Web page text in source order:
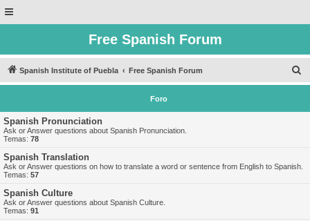
Free Spanish Forum
Spanish Institute of Puebla Free Spanish Forum
u
Foro
Spanish Pronunciation
Ask or Answer questions about Spanish Pronunciation.
Temas: 78
Spanish Translation
Ask or Answer questions on how to translate a word or sentence from English to Spanish.
Temas: 57
Spanish Culture
Ask or Answer questions about Spanish Culture.
Temas: 91